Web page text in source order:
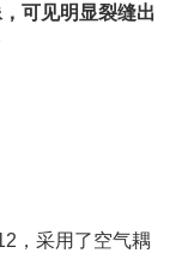
可见明显裂缝出
，采用了空气耦